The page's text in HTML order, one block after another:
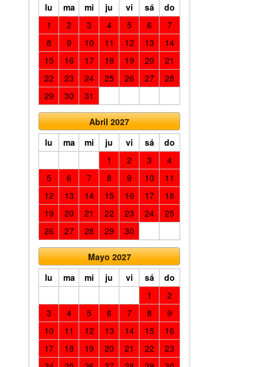
lu
ma mi ju vi sá
do
1
2 3 4 5 6
7
8
9 10 11 12 13
14
15
16 17 18 19 20
21
22
23 24 25 26 27
28
29
30 31
Abril 2027
lu
ma mi ju vi sá
do
1
2 3
4
5
6 7 8 9 10
11
12
13 14 15 16 17
18
19
20 21 22 23 24
25
26
27 28 29 30
Mayo 2027
lu
ma mi ju vi sá
do
1
2
3
4 5 6 7 8
9
10
11 12 13 14 15
16
17
18 19 20 21 22
23